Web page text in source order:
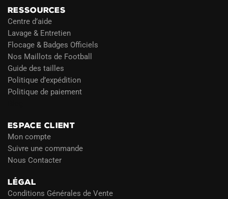
RESSOURCES
Centre d’aide
Lavage & Entretien
Flocage & Badges Officiels
Nos Maillots de Football
Guide des tailles
Politique d’expédition
Politique de paiement
ESPACE CLIENT
Mon compte
Suivre une commande
Nous Contacter
LÉGAL
Conditions Générales de Vente